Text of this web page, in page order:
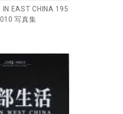
IN EAST CHINA 195
写真集